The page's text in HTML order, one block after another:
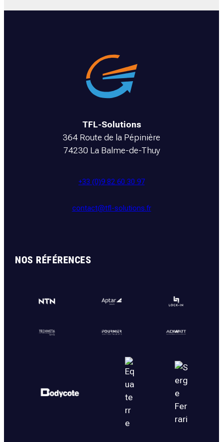
TFL-Solutions
364 Route de la Pépinière
74230 La Balme-de-Thuy
+33 (0)9 82 60 30 97
contact@tfl-solutions.fr
NOS RÉFÉRENCES